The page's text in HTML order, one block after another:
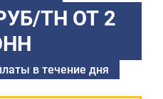
ТН ОТ 2
в течение дня